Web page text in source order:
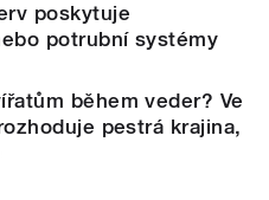
poskytuje
potrubní systémy
během veder? Ve
pestrá krajina,